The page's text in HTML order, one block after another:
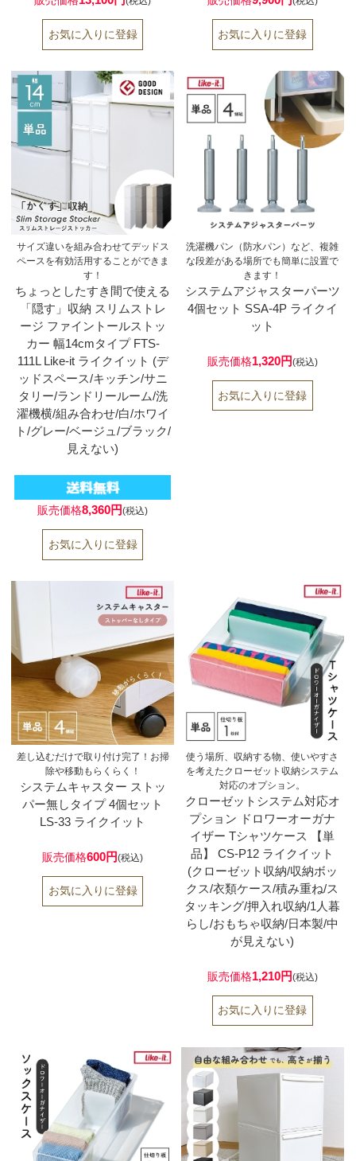
サイズ違いを組み合わせてデッドス
ペースを有効活用することができま
す！
ちょっとしたすき間で使える
「隠す」収納 スリムストレ
ージ ファイントールストッ
カー 幅14cmタイプ FTS-
111L Like-it ライクイット (デ
ッドスペース/キッチン/サニ
タリー/ランドリールーム/洗
濯機横/組み合わせ/白/ホワイ
ト/グレー/ベージュ/ブラック/
見えない)
販売価格8,360円(税込)
洗濯機パン（防水パン）など、複雑
な段差がある場所でも簡単に設置で
きます！
システムアジャスターパーツ
4個セット SSA-4P ライクイ
ット
販売価格1,320円(税込)
差し込むだけで取り付け完了！お掃
除や移動もらくらく！
システムキャスター ストッ
パー無しタイプ 4個セット
LS-33 ライクイット
販売価格600円(税込)
使う場所、収納する物、使いやすさ
を考えたクローゼット収納システム
対応のオプション。
クローゼットシステム対応オ
プション ドロワーオーガナ
イザー Tシャツケース 【単
品】 CS-P12 ライクイット
(クローゼット収納/収納ボッ
クス/衣類ケース/積み重ね/ス
タッキング/押入れ収納/1人暮
らし/おもちゃ収納/日本製/中
が見えない)
販売価格1,210円(税込)